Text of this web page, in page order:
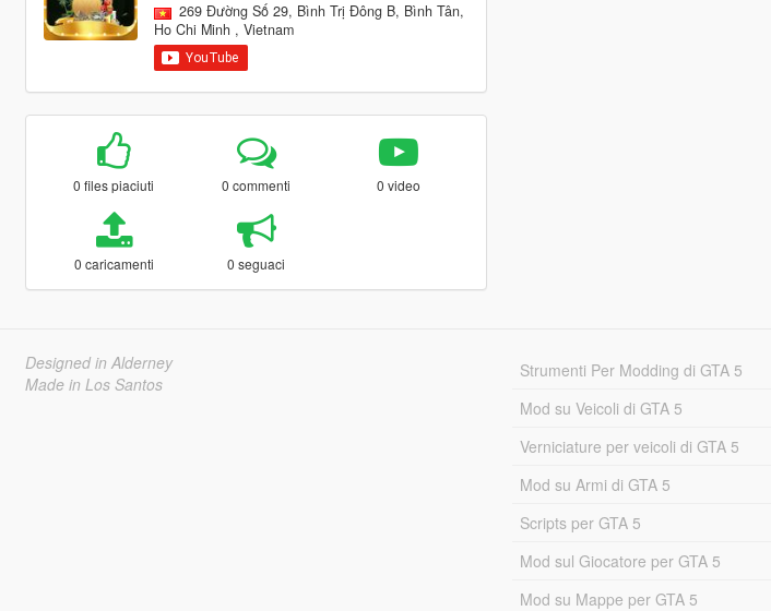
269 Đường Số 29, Bình Trị Đông B, Bình Tân,
Ho Chi Minh , Vietnam
0 files piaciuti 0 commenti 0 video
0 caricamenti 0 seguaci
Designed in Alderney
Made in Los Santos
Strumenti Per Modding di GTA 5
Mod su Veicoli di GTA 5
Verniciature per veicoli di GTA 5
Mod su Armi di GTA 5
Scripts per GTA 5
Mod sul Giocatore per GTA 5
Mod su Mappe per GTA 5